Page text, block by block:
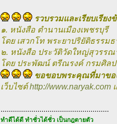
รวบรวมและเรียบเรีย
๑. หนังสือ ตำนานเมืองเพชรบุรี
โดย เสวกโท พระยาปริยัติธรรม
๒. หนังสือ ประวัติวัดใหญ่สุวรรณ
โดย ประพัฒน์ ตรีณรงค์ กรมศิลป
ขอขอบพระคุณที่มาขอ
เว็บไซต์http://www.naryak.com
.....................................................
ทำดีได้ดี ทำชั่วได้ชั่ว เป็นกฎตายตัว